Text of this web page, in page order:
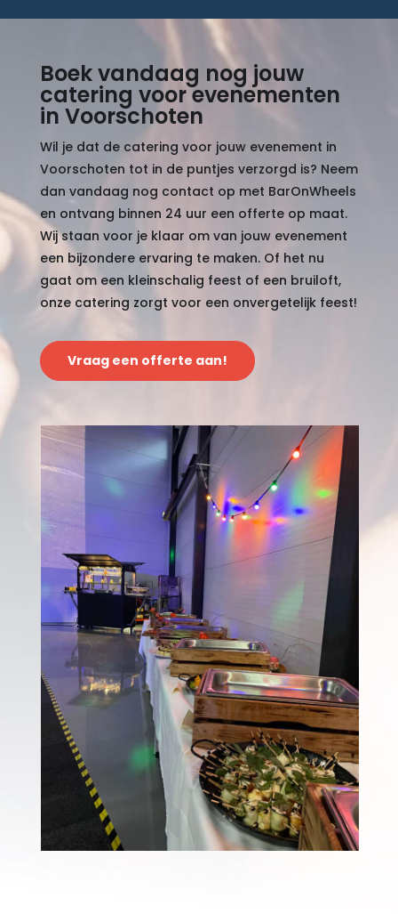
Boek vandaag nog jouw
catering voor evenementen
in Voorschoten
Wil je dat de catering voor jouw evenement in
Voorschoten tot in de puntjes verzorgd is? Neem
dan vandaag nog contact op met BarOnWheels
en ontvang binnen 24 uur een offerte op maat.
Wij staan voor je klaar om van jouw evenement
een bijzondere ervaring te maken. Of het nu
gaat om een kleinschalig feest of een bruiloft,
onze catering zorgt voor een onvergetelijk feest!
Vraag een offerte aan!